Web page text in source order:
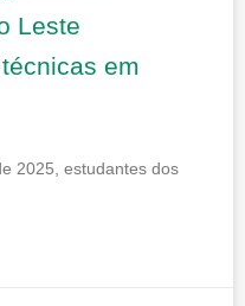
Leste
em
2025, estudantes dos